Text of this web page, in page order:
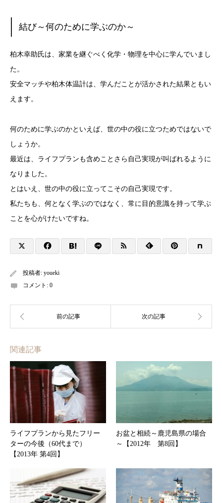
結び～何のために学ぶのか～
柏木幸助氏は、家業を継ぐべく化学・物理を中心に学んでいまし
た。
安全マッチや柏木体温計は、学んだことが活かされた結果ともい
えます。
何のために学ぶのかといえば、世の中の役に立つためではないで
しょうか。
最近は、ライフプランも含めことさら自己実現が叫ばれるように
なりました。
とはいえ、世の中の役に立ってこその自己実現です。
私たちも、何となく学ぶのではなく、常に目的意識を持って学ぶ
ことを心がけたいですね。
投稿者: youeki
コメント: 0
関連記事
ライフプランから見たフリー
ターの今後（60代まで）
【2013年 第4回】
お盆と相続～鹿児島県の場合
～【2012年 第8回】